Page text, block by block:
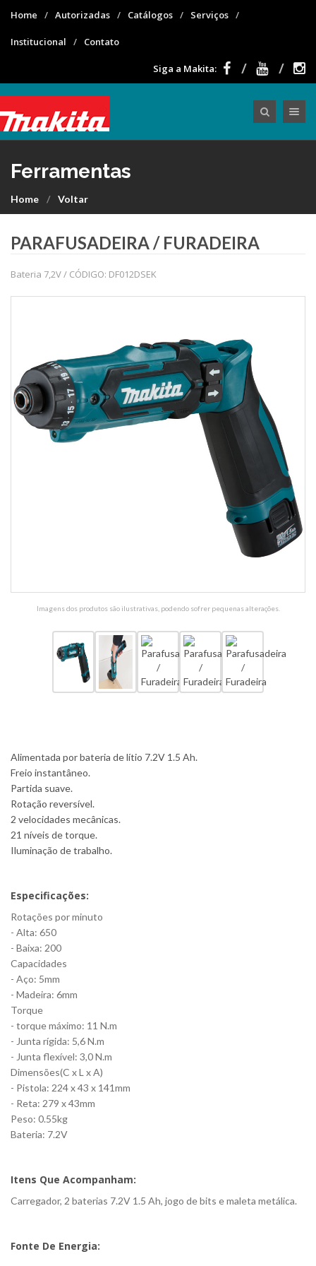
Home Autorizadas Catálogos Serviços
Institucional Contato
Siga a Makita:
Ferramentas
Home Voltar
PARAFUSADEIRA / FURADEIRA
Bateria 7,2V / CÓDIGO: DF012DSEK
Imagens dos produtos são ilustrativas, podendo sofrer pequenas alterações.
Alimentada por bateria de lítio 7.2V 1.5 Ah.
Freio instantâneo.
Partida suave.
Rotação reversível.
2 velocidades mecânicas.
21 níveis de torque.
Iluminação de trabalho.
Especificações:
Rotações por minuto
- Alta: 650
- Baixa: 200
Capacidades
- Aço: 5mm
- Madeira: 6mm
Torque
- torque máximo: 11 N.m
- Junta rígida: 5,6 N.m
- Junta flexível: 3,0 N.m
Dimensões(C x L x A)
- Pistola: 224 x 43 x 141mm
- Reta: 279 x 43mm
Peso: 0.55kg
Bateria: 7.2V
Itens Que Acompanham:
Carregador, 2 baterias 7.2V 1.5 Ah, jogo de bits e maleta metálica.
Fonte De Energia: